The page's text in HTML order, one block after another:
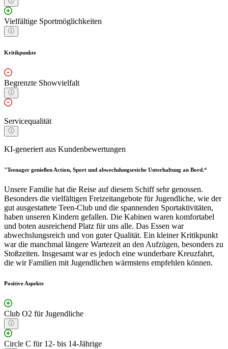
Vielfältige Sportmöglichkeiten
Kritikpunkte
Begrenzte Showvielfalt
Servicequalität
KI-generiert aus Kundenbewertungen
"Teenager genießen Action, Sport und abwechslungsreiche Unterhaltung an Bord.“
Unsere Familie hat die Reise auf diesem Schiff sehr genossen.
Besonders die vielfältigen Freizeitangebote für Jugendliche, wie der
gut ausgestattete Teen-Club und die spannenden Sportaktivitäten,
haben unseren Kindern gefallen. Die Kabinen waren komfortabel
und boten ausreichend Platz für uns alle. Das Essen war
abwechslungsreich und von guter Qualität. Ein kleiner Kritikpunkt
war die manchmal längere Wartezeit an den Aufzügen, besonders zu
Stoßzeiten. Insgesamt war es jedoch eine wunderbare Kreuzfahrt,
die wir Familien mit Jugendlichen wärmstens empfehlen können.
Positive Aspekte
Club O2 für Jugendliche
Circle C für 12- bis 14-Jährige